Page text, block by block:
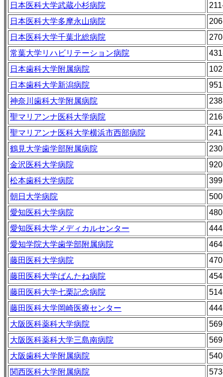
日本医科大学武蔵小杉病院
日本医科大学多摩永山病院
日本医科大学千葉北総病院
常葉大学リハビリテーション病院
日本歯科大学附属病院
日本歯科大学新潟病院
神奈川歯科大学附属病院
聖マリアンナ医科大学病院
聖マリアンナ医科大学横浜市西部病院
鶴見大学歯学部附属病院
金沢医科大学病院
松本歯科大学病院
朝日大学病院
愛知医科大学病院
愛知医科大学メディカルセンター
愛知学院大学歯学部附属病院
藤田医科大学病院
藤田医科大学ばんたね病院
藤田医科大学七栗記念病院
藤田医科大学岡崎医療センター
大阪医科薬科大学病院
大阪医科薬科大学三島南病院
大阪歯科大学附属病院
関西医科大学附属病院